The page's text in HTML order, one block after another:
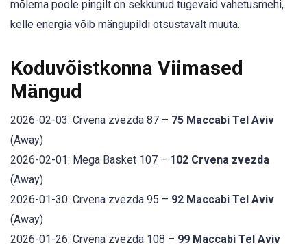
mõlema poole pingilt on sekkunud tugevaid vahetusmehi,
kelle energia võib mängupildi otsustavalt muuta.
Koduvõistkonna Viimased
Mängud
2026-02-03: Crvena zvezda 87 – 75 Maccabi Tel Aviv
(Away)
2026-02-01: Mega Basket 107 – 102 Crvena zvezda
(Away)
2026-01-30: Crvena zvezda 95 – 92 Maccabi Tel Aviv
(Away)
2026-01-26: Crvena zvezda 108 – 99 Maccabi Tel Aviv